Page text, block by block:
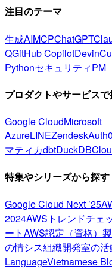
注目のテーマ
生成AIMCPChatGPT
QGitHub CopilotDevin
PythonセキュリティPM
プロダクトやサービス
Google CloudMicrosoft
AzureLINEZendeskAuth0
マティカdbtDuckDB
特集やシリーズから探す
Google Cloud Next ’25
2024AWSトレンドチェ
ートAWS認定（資格）
の情シス組織開発室の活
LanguageVietnamese